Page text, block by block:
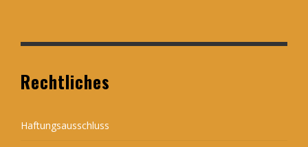
Rechtliches
Haftungsausschluss